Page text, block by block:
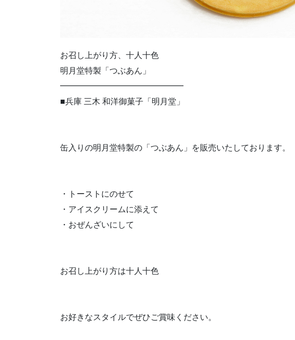
お召し上がり方、十人十色
明月堂特製「つぶあん」
━━━━━━━━━━━━━━━
■兵庫 三木 和洋御菓子「明月堂」
缶入りの明月堂特製の「つぶあん」を販売いたしております。
・トーストにのせて
・アイスクリームに添えて
・おぜんざいにして
お召し上がり方は十人十色
お好きなスタイルでぜひご賞味ください。